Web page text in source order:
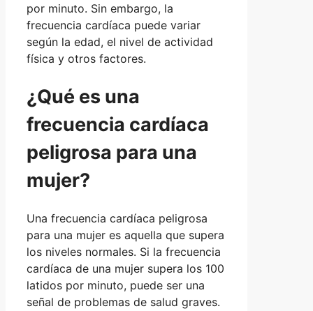
por minuto. Sin embargo, la
frecuencia cardíaca puede variar
según la edad, el nivel de actividad
física y otros factores.
¿Qué es una
frecuencia cardíaca
peligrosa para una
mujer?
Una frecuencia cardíaca peligrosa
para una mujer es aquella que supera
los niveles normales. Si la frecuencia
cardíaca de una mujer supera los 100
latidos por minuto, puede ser una
señal de problemas de salud graves.